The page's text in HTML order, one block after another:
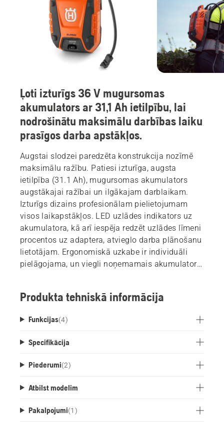
Ļoti izturīgs 36 V mugursomas
akumulators ar 31,1 Ah ietilpību, lai
nodrošinātu maksimālu darbības laiku
prasīgos darba apstākļos.
Augstai slodzei paredzēta konstrukcija nozīmē
maksimālu ražību. Patiesi izturīga, augsta
ietilpība (31.1 Ah), mugursomas akumulators
augstākajai ražībai un ilgākajam darblaikam.
Izturīgs dizains profesionālam pielietojumam
visos laikapstākļos. LED uzlādes indikators uz
akumulatora, kā arī iespēja redzēt uzlādes līmeni
procentos uz adaptera, atvieglo darba plānošanu
lietotājam. Ergonomiskā uzkabe ir individuāli
pielāgojama, un viegli noņemamais akumulators
zemes, ērtībai un ražībai visas dienas garumā,
Produkta tehniskā informācija
Funkcijas(4)
Specifikācija
Piederumi(2)
Atbilst modelim
Pakalpojumi(1 )